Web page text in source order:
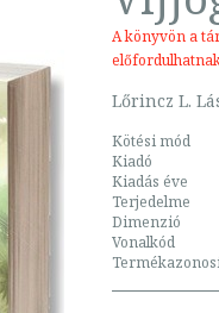
A könyvön a
Lőrincz L.
Kötési mód
Kiadó
Kiadás éve
Terjedelme
Dimenzió
Vonalkód